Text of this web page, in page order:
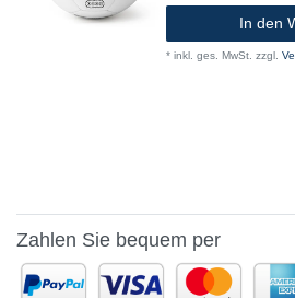
In den
* inkl. ges. MwSt. zzgl.
Zahlen Sie bequem per